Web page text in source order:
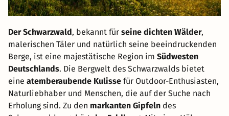
Der Schwarzwald, bekannt für seine dichten Wälder,
malerischen Täler und natürlich seine beeindruckenden
Berge, ist eine majestätische Region im Südwesten
Deutschlands. Die Bergwelt des Schwarzwalds bietet
eine atemberaubende Kulisse für Outdoor-Enthusiasten,
Naturliebhaber und Menschen, die auf der Suche nach
Erholung sind. Zu den markanten Gipfeln des